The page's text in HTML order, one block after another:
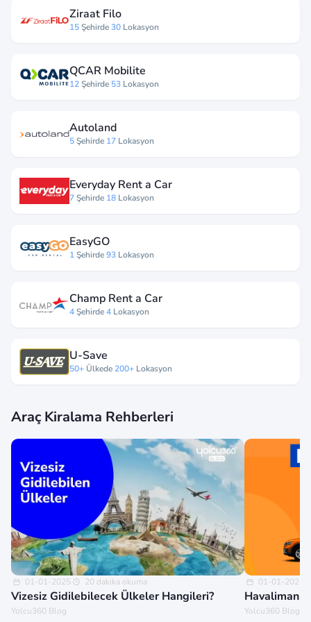
Ziraat Filo
15Şehirde30 Lokasyon
QCAR Mobilite
12Şehirde 53 Lokasyon
Autoland
5Şehirde 17 Lokasyon
Everyday Rent a Car
7Şehirde 18 Lokasyon
EasyGO
1Şehirde93 Lokasyon
Champ Rent a Car
4Şehirde4 Lokasyon
U-Save
50+ Ülkede 200+ Lokasyon
Araç Kiralama Rehberleri
01-01-2025 20 dakika okuma
Vizesiz Gidilebilecek Ülkeler Hangileri?
Yolcu360 Blog
01-01-2025
Yolcu360 Blog